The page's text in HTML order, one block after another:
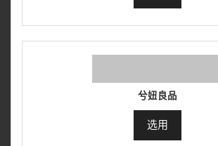
兮妞良品
选用